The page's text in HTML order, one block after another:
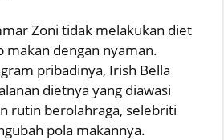
Zoni tidak melakukan diet
dengan nyaman.
pribadinya, Irish Bella
dietnya yang diawasi
rutin berolahraga, selebriti
pola makannya.